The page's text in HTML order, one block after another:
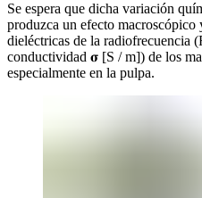
Se espera que dicha variación
produzca un efecto macroscópico
dieléctricas de la radiofrecuencia
conductividad 𝛔 [S / m]) de los
especialmente en la pulpa.